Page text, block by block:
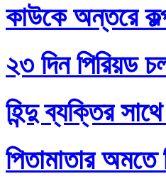
কাউকে অন্তরে
২৩ দিন পিরিয়ড
হিন্দু ব্যক্তির
পিতামাতার অমতে